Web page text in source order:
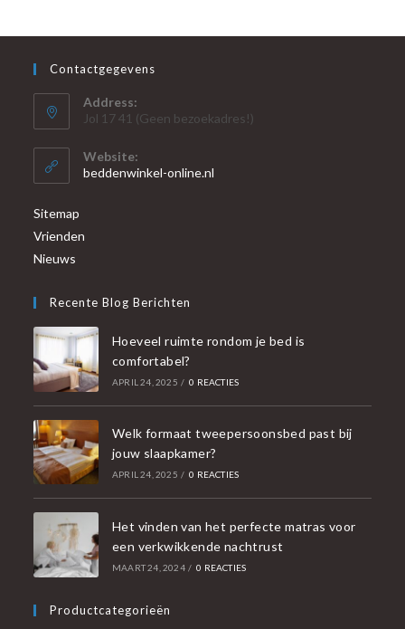
Contactgegevens
Address:
Jol 17 41 (Geen bezoekadres!)
Website:
beddenwinkel-online.nl
Sitemap
Vrienden
Nieuws
Recente Blog Berichten
Hoeveel ruimte rondom je bed is
comfortabel?
APRIL 24, 2025 / 0 REACTIES
Welk formaat tweepersoonsbed past bij
jouw slaapkamer?
APRIL 24, 2025 / 0 REACTIES
Het vinden van het perfecte matras voor
een verkwikkende nachtrust
MAART 24, 2024 / 0 REACTIES
Productcategorieën